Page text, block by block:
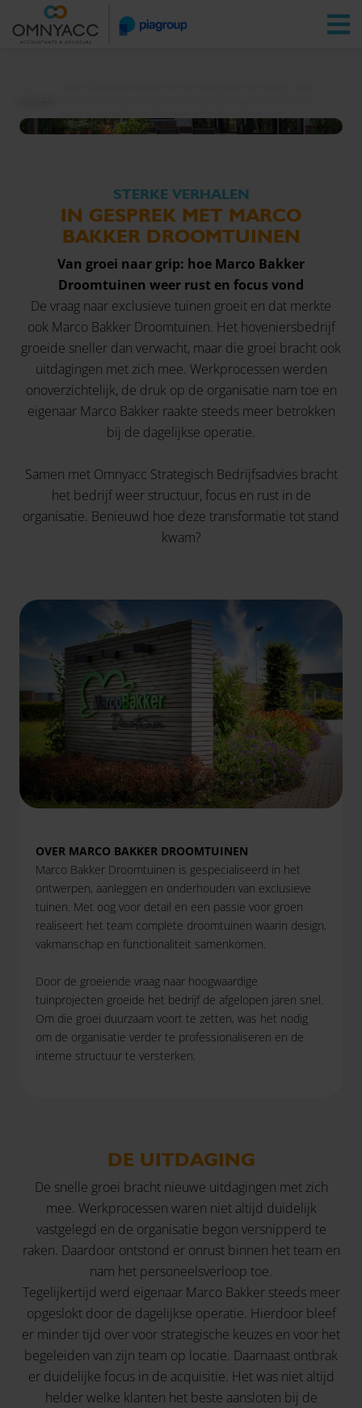
Vestigingen Zoeken
STERKE VERHALEN
IN GESPREK MET MARCO
BAKKER DROOMTUINEN
Van groei naar grip: hoe Marco Bakker
Droomtuinen weer rust en focus vond
De vraag naar exclusieve tuinen groeit en dat merkte
ook Marco Bakker Droomtuinen. Het hoveniersbedrijf
groeide sneller dan verwacht, maar die groei bracht ook
uitdagingen met zich mee. Werkprocessen werden
onoverzichtelijk, de druk op de organisatie nam toe en
eigenaar Marco Bakker raakte steeds meer betrokken
bij de dagelijkse operatie.
Samen met Omnyacc Strategisch Bedrijfsadvies bracht
het bedrijf weer structuur, focus en rust in de
organisatie. Benieuwd hoe deze transformatie tot stand
kwam?
OVER MARCO BAKKER DROOMTUINEN
Marco Bakker Droomtuinen is gespecialiseerd in het
ontwerpen, aanleggen en onderhouden van exclusieve
tuinen. Met oog voor detail en een passie voor groen
realiseert het team complete droomtuinen waarin design,
vakmanschap en functionaliteit samenkomen.
Door de groeiende vraag naar hoogwaardige
tuinprojecten groeide het bedrijf de afgelopen jaren snel.
Om die groei duurzaam voort te zetten, was het nodig
om de organisatie verder te professionaliseren en de
interne structuur te versterken.
DE UITDAGING
De snelle groei bracht nieuwe uitdagingen met zich
mee. Werkprocessen waren niet altijd duidelijk
vastgelegd en de organisatie begon versnipperd te
raken. Daardoor ontstond er onrust binnen het team en
nam het personeelsverloop toe.
Tegelijkertijd werd eigenaar Marco Bakker steeds meer
opgeslokt door de dagelijkse operatie. Hierdoor bleef
er minder tijd over voor strategische keuzes en voor het
begeleiden van zijn team op locatie. Daarnaast ontbrak
er duidelijke focus in de acquisitie. Het was niet altijd
helder welke klanten het beste aansloten bij de